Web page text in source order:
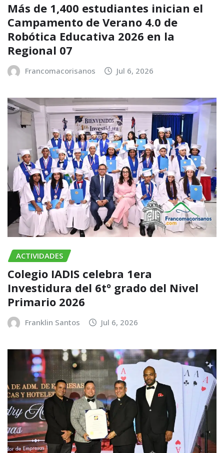
Más de 1,400 estudiantes inician el
Campamento de Verano 4.0 de
Robótica Educativa 2026 en la
Regional 07
Francomacorisanos Jul 6, 2026
ACTIVIDADES
Colegio IADIS celebra 1era
Investidura del 6tº grado del Nivel
Primario 2026
Franklin Santos Jul 6, 2026